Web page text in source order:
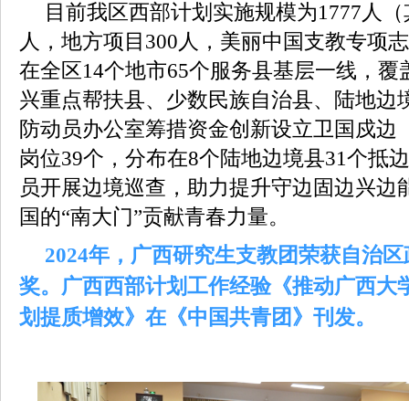
目前我区西部计划实施规模为1777人
人，地方项目300人，美丽中国支教专项
在全区14个地市65个服务县基层一线，覆
兴重点帮扶县、少数民族自治县、陆地边
防动员办公室筹措资金创新设立卫国戍边
岗位39个，分布在8个陆地边境县31个抵
员开展边境巡查，助力提升守边固边兴边
国的“南大门”贡献青春力量。
2024年，广西研究生支教团荣获自治
奖。广西西部计划工作经验《推动广西大
划提质增效》在《中国共青团》刊发。